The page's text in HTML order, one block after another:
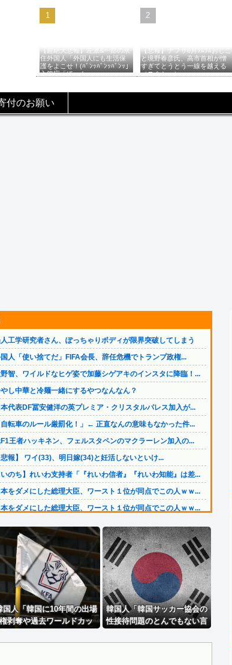
【超絶大悲報】左派&一部の永
住外国人「外国人にも生活保
護をよこせ！(ﾊﾞﾝｯﾊﾞﾝｯﾊﾞﾝｯ」
入管庁「ほーん…」→
【悲報】ナフサ6月ﾂﾑﾂﾑおじこ
と境野春彦氏、高市首相が憎
すぎてとうとう一線を越える
（スクショ）
付のお願い
工学研究者さん、ぽっちゃりボディが限界突破してしまう
人「使い捨てだ」FIFA会長、辞任危機でトランプ政権...
智、ワイルドなヒゲ姿で加藤シゲアキのインスタに降臨！...
し中華と冷麺一緒にするやつなんなん？
本代表DF冨安健洋の英プレミア・クリスタルパレス加入が...
自転車のルール厳罰化！」← 正直なんの意味もなかった件...
王者ハッキネン、フェルスタペンのマクラーレン加入の...
悲報】 ワイ(33)、明日嫁(34)と妊活しないといけ...
いのち】れいわ支持者「『れいわ信者』『れいわ知能』は差...
本をダメにした総理大臣、ワースト１位が同点でこの人ｗｗ...
本をダメにした総理大臣、ワースト１位が同点でこの人ｗｗ...
像】 今のクソガキ共、これを見たこと無くて渡されたら...
ャンポケ斎藤と代理人のやりとり、「地獄すぎて完全にコン...
画像】 日本共産党の街宣車、ほんと碌でもないな
ハウス「地面師に55億円騙し取られた…」ワイ「はえー...
像】 今のクソガキ共、これを見たこと無くて渡されたら...
氏が『この車』買おうとして私とケンカになってるんだけど...
悲報】 ケンコバがコロナの特殊すぎる後遺症に苦しんでい...
ミツキ悲報】甲子園でインドネシア人選手が始球式→日本...
国人「韓国に10年間の出場
剥奪や過去ワールドカッ
除を要求するFIFA公式制裁
韓国人「韓国サッカー協会の
性接待問題のとんでもない言
自白だろこれ…（ﾌﾞﾙﾌﾞﾙ」＝